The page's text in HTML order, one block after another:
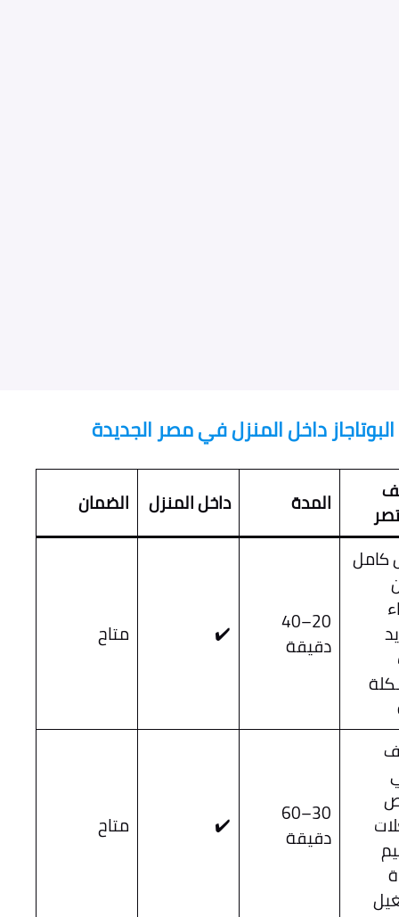
داخل المنزل في مصر الجديدة
المدة داخل المنزل
الضمان
20–40
دقيقة ✔️ متاح
30–60
دقيقة ✔️ متاح